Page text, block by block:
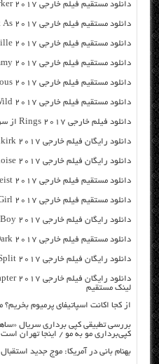
دانلود مستقیم فیلم خارجی Fifty Shades Darker 2017 از سرور سایت
دانلود مستقیم فیلم خارجی From Straight As 2017 از سرور سایت
دانلود مستقیم فیلم خارجی Zeroville 2017 از سرور سایت
دانلود مستقیم فیلم خارجی The Mummy 2017 از سرور سایت
دانلود مستقیم فیلم خارجی The Fate of the Furious 2017 از سرور سایت
دانلود مستقیم فیلم خارجی Running Wild 2017 از سرور سایت
دانلود فیلم خارجی Rings 2017 از سرور سایت
دانلود رایگان فیلم خارجی Dunkirk 2017 با لینک مستقیم
دانلود رایگان فیلم خارجی Eloise 2017 با لینک مستقیم
دانلود مستقیم فیلم خارجی Essex Heist 2017 از سرور سایت
دانلود مستقیم فیلم خارجی Get the Girl 2017 از سرور سایت
دانلود رایگان فیلم خارجی iBoy 2017 با لینک مستقیم
دانلود مستقیم فیلم خارجی Justice League Dark 2017 از سرور سایت
دانلود رایگان فیلم خارجی Split 2017 با لینک مستقیم
لینک مستقیم
از کجا اکانت اسپاتیفای پرمیوم بخریم؟ معرفی ۴ فروشگاه
بررسی تطبیقی کپی برداری سریال
کپی‌برداری مو به مو / اینجا تهران
بهنام بانی در آمریکا: موج جدید